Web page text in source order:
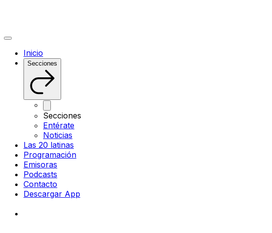
Inicio
Secciones
Secciones
Entérate
Noticias
Las 20 latinas
Programación
Emisoras
Podcasts
Contacto
Descargar App